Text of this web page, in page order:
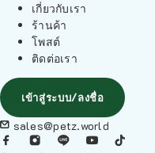
เกี่ยวกับเรา
ร้านค้า
โพสต์
ติดต่อเรา
เข้าสู่ระบบ/ลงชื่อ
sales@petz.world